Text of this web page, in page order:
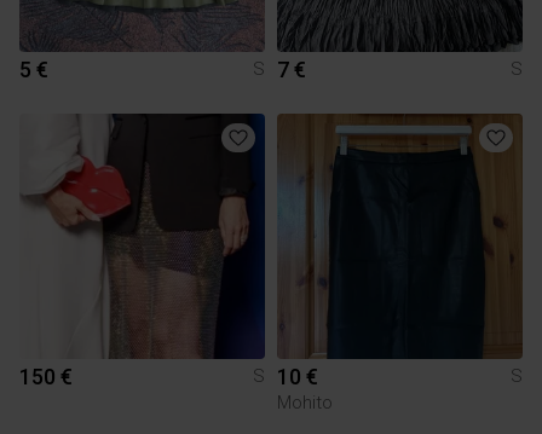
5 € S 7 € S
150 € S 10 €
S
Mohito